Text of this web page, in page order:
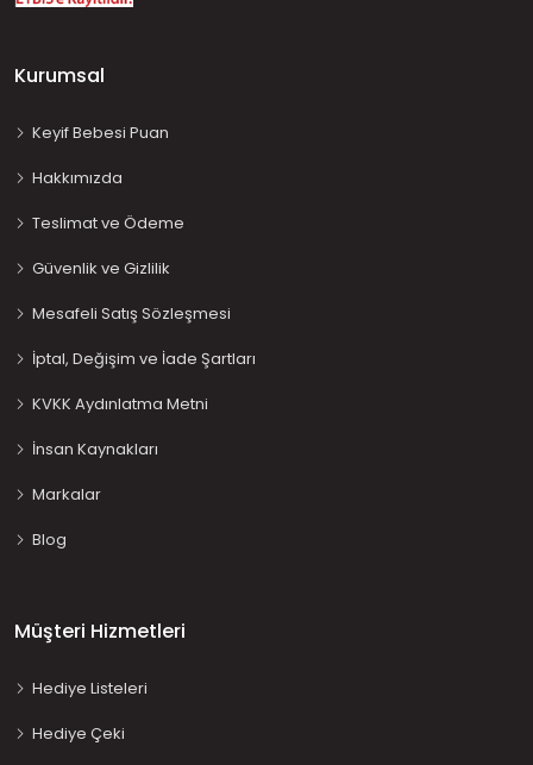
Kurumsal
Keyif Bebesi Puan
Hakkımızda
Teslimat ve Ödeme
Güvenlik ve Gizlilik
Mesafeli Satış Sözleşmesi
İptal, Değişim ve İade Şartları
KVKK Aydınlatma Metni
İnsan Kaynakları
Markalar
Blog
Müşteri Hizmetleri
Hediye Listeleri
Hediye Çeki